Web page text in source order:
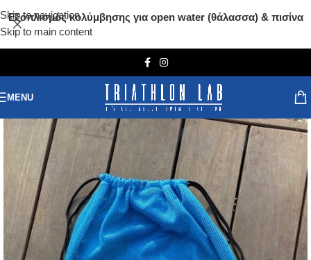
Skip to navigation
Skip to main content
Εξοπλισμός κολύμβησης για open water (θάλασσα) & πισίνα
MENU